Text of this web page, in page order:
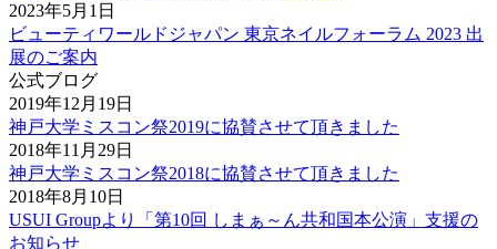
2023年5月1日
ビューティワールドジャパン 東京ネイルフォーラム 2023 出
展のご案内
公式ブログ
2019年12月19日
神戸大学ミスコン祭2019に協賛させて頂きました
2018年11月29日
神戸大学ミスコン祭2018に協賛させて頂きました
2018年8月10日
USUI Groupより「第10回 しまぁ～ん共和国本公演」支援の
お知らせ